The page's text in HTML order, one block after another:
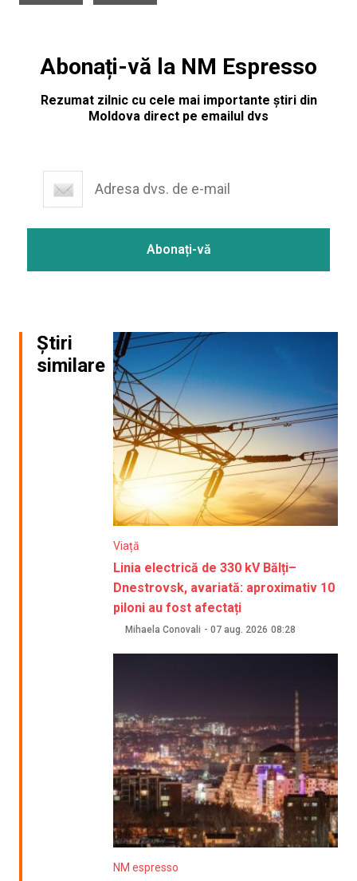
Abonați-vă la NM Espresso
Rezumat zilnic cu cele mai importante știri din
Moldova direct pe emailul dvs
Știri
similare
Viață
Linia electrică de 330 kV Bălți–
Dnestrovsk, avariată: aproximativ 10
piloni au fost afectați
Mihaela Conovali - 07 aug. 2026 08:28
NM espresso